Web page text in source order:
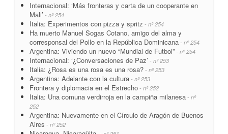
Internacional: ‘Más fronteras y carta de un cooperante en
Mali’ - nº 254
Italia: Experimentos con pizza y spritz - nº 254
Ha muerto Manuel Sogas Cotano, amigo del alma y
corresponsal del Pollo en la República Dominicana - nº 254
Argentina: Viviendo un nuevo “Mundial de Futbol” - nº 254
Internacional: ‘¿Conversaciones de Paz’ - nº 253
Italia: ¿Rosa es una rosa es una rosa? - nº 253
Argentina: Adelante con la cultura - nº 253
Frontera y diplomacia en el Estrecho - nº 252
Italia: Una comuna verdirroja en la campiña milanesa - nº
252
Argentina: Nuevamente en el Círculo de Aragón de Buenos
Aires - nº 252